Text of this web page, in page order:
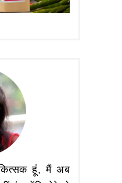
हूं, मैं अब